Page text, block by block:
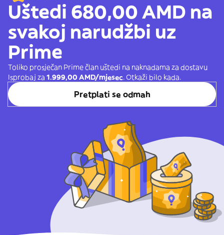
Uštedi 680,00 AMD na
svakoj narudžbi uz
Prime
Toliko prosječan Prime član uštedi na naknadama za dostavu
Isprobaj za 1.999,00 AMD/mjesec. Otkaži bilo kada.
Pretplati se odmah